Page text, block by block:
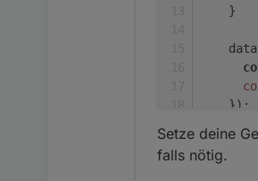
    }
    });
}
Setze deine
falls nötig.